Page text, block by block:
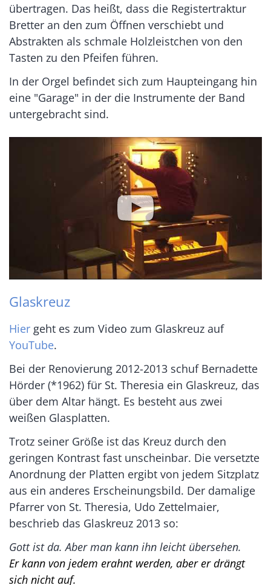
übertragen. Das heißt, dass die Registertraktur
Bretter an den zum Öffnen verschiebt und
Abstrakten als schmale Holzleistchen von den
Tasten zu den Pfeifen führen.
In der Orgel befindet sich zum Haupteingang hin
eine "Garage" in der die Instrumente der Band
untergebracht sind.
Glaskreuz
Hier geht es zum Video zum Glaskreuz auf
YouTube.
Bei der Renovierung 2012-2013 schuf Bernadette
Hörder (*1962) für St. Theresia ein Glaskreuz, das
über dem Altar hängt. Es besteht aus zwei
weißen Glasplatten.
Trotz seiner Größe ist das Kreuz durch den
geringen Kontrast fast unscheinbar. Die versetzte
Anordnung der Platten ergibt von jedem Sitzplatz
aus ein anderes Erscheinungsbild. Der damalige
Pfarrer von St. Theresia, Udo Zettelmaier,
beschrieb das Glaskreuz 2013 so:
Gott ist da. Aber man kann ihn leicht übersehen.
Er kann von jedem erahnt werden, aber er drängt
sich nicht auf.